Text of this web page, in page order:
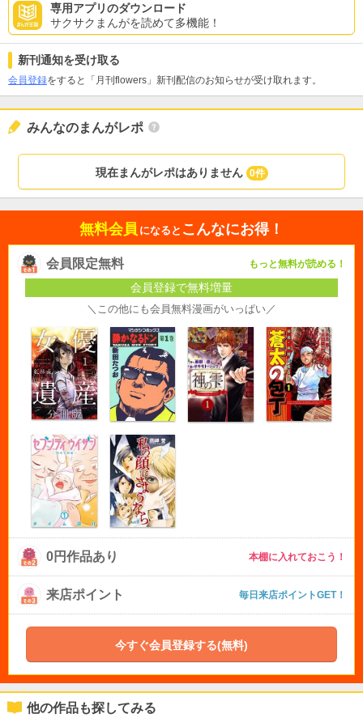
専用アプリのダウンロード
サクサクまんがを読めて多機能！
新刊通知を受け取る
会員登録をすると「月刊flowers」新刊配信のお知らせが受け取れます。
みんなのまんがレポ
現在まんがレポはありません 0件
無料会員 になると こんなにお得！
会員限定無料 もっと無料が読める！
会員登録で無料増量
＼この他にも会員無料漫画がいっぱい／
0円作品あり 本棚に入れておこう！
来店ポイント 毎日来店ポイントGET！
今すぐ会員登録する(無料)
他の作品も探してみる